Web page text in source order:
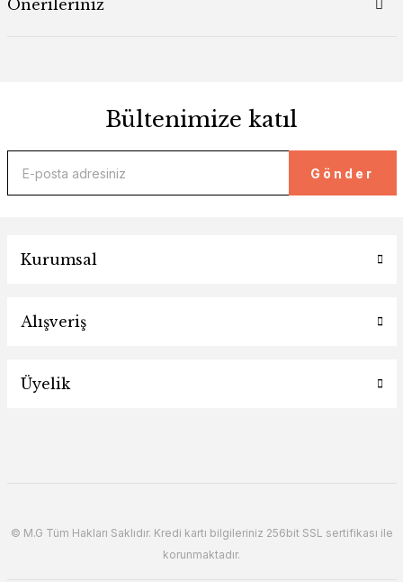
Önerileriniz
Bültenimize katıl
Gönder
Kurumsal
Alışveriş
Üyelik
© M.G Tüm Hakları Saklıdır. Kredi kartı bilgileriniz 256bit SSL sertifikası ile
korunmaktadır.